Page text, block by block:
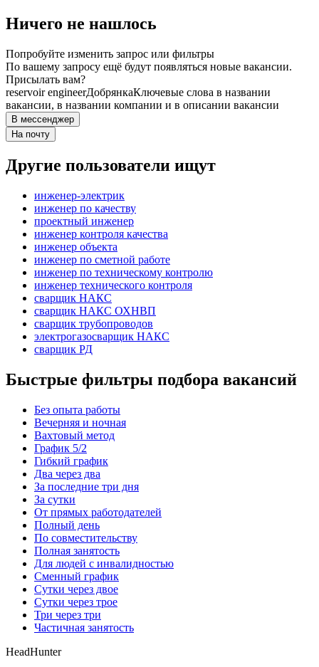
Ничего не нашлось
Попробуйте изменить запрос или фильтры
По вашему запросу ещё будут появляться новые вакансии.
Присылать вам?
reservoir engineerДобрянкаКлючевые слова в названии
вакансии, в названии компании и в описании вакансии
В мессенджер
На почту
Другие пользователи ищут
инженер-электрик
инженер по качеству
проектный инженер
инженер контроля качества
инженер объекта
инженер по сметной работе
инженер по техническому контролю
инженер технического контроля
сварщик НАКС
сварщик НАКС ОХНВП
сварщик трубопроводов
электрогазосварщик НАКС
сварщик РД
Быстрые фильтры подбора вакансий
Без опыта работы
Вечерняя и ночная
Вахтовый метод
График 5/2
Гибкий график
Два через два
За последние три дня
За сутки
От прямых работодателей
Полный день
По совместительству
Полная занятость
Для людей с инвалидностью
Сменный график
Сутки через двое
Сутки через трое
Три через три
Частичная занятость
HeadHunter